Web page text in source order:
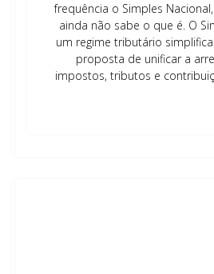
frequência o Simples
ainda não sabe o que é. O
um regime tributário
proposta de unificar a
impostos, tributos e